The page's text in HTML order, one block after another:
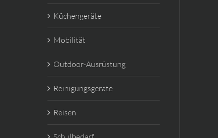
Küchengeräte
Mobilität
Outdoor-Ausrüstung
Reinigungsgeräte
Reisen